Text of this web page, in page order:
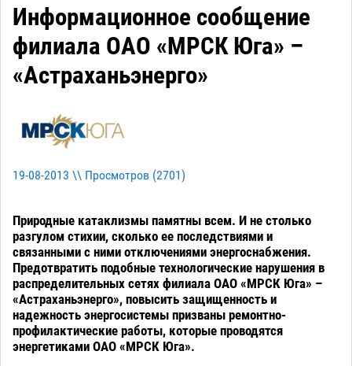
Информационное сообщение
филиала ОАО «МРСК Юга» –
«Астраханьэнерго»
19-08-2013 \\ Просмотров (2701)
Природные катаклизмы памятны всем. И не столько
разгулом стихии, сколько ее последствиями и
связанными с ними отключениями энергоснабжения.
Предотвратить подобные технологические нарушения в
распределительных сетях филиала ОАО «МРСК Юга» –
«Астраханьэнерго», повысить защищенность и
надежность энергосистемы призваны ремонтно-
профилактические работы, которые проводятся
энергетиками ОАО «МРСК Юга».